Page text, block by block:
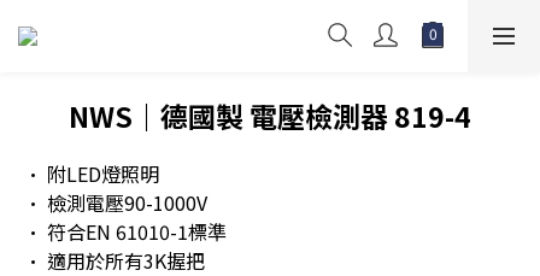
NWS｜德國製 電壓檢測器 819-4
• 附LED燈照明
• 檢測電壓90-1000V
• 符合EN 61010-1標準
• 適用於所有3K握把